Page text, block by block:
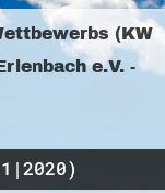
(KW
e.V. -